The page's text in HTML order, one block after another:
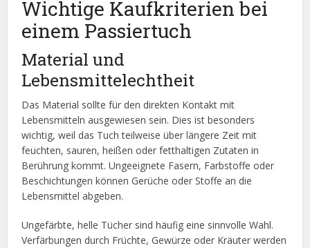
Wichtige Kaufkriterien bei
einem Passiertuch
Material und
Lebensmittelechtheit
Das Material sollte für den direkten Kontakt mit
Lebensmitteln ausgewiesen sein. Dies ist besonders
wichtig, weil das Tuch teilweise über längere Zeit mit
feuchten, sauren, heißen oder fetthaltigen Zutaten in
Berührung kommt. Ungeeignete Fasern, Farbstoffe oder
Beschichtungen können Gerüche oder Stoffe an die
Lebensmittel abgeben.
Ungefärbte, helle Tücher sind häufig eine sinnvolle Wahl.
Verfärbungen durch Früchte, Gewürze oder Kräuter werden